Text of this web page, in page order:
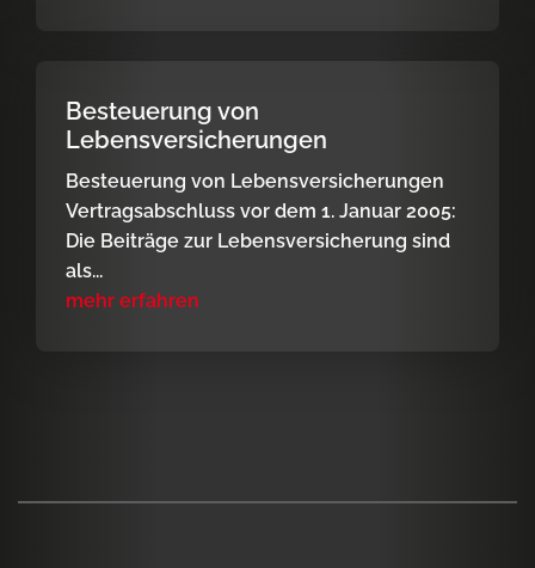
Besteuerung von
Lebensversicherungen
Besteuerung von Lebensversicherungen
Vertragsabschluss vor dem 1. Januar 2005:
Die Beiträge zur Lebensversicherung sind
als...
mehr erfahren